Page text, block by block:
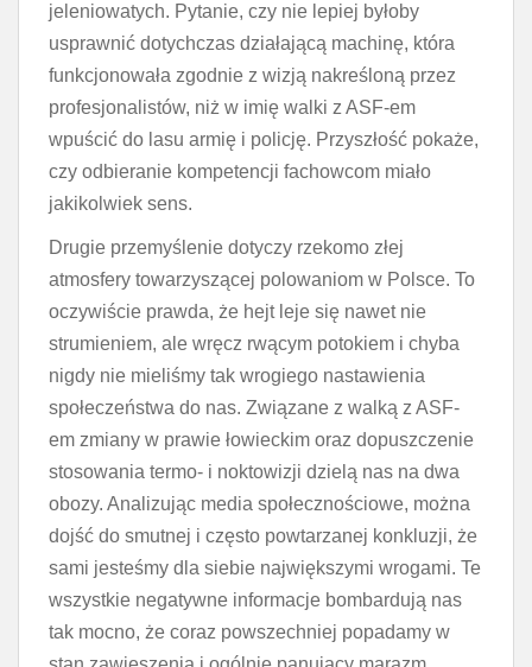
jeleniowatych. Pytanie, czy nie lepiej byłoby
usprawnić dotychczas działającą machinę, która
funkcjonowała zgodnie z wizją nakreśloną przez
profesjonalistów, niż w imię walki z ASF-em
wpuścić do lasu armię i policję. Przyszłość pokaże,
czy odbieranie kompetencji fachowcom miało
jakikolwiek sens.
Drugie przemyślenie dotyczy rzekomo złej
atmosfery towarzyszącej polowaniom w Polsce. To
oczywiście prawda, że hejt leje się nawet nie
strumieniem, ale wręcz rwącym potokiem i chyba
nigdy nie mieliśmy tak wrogiego nastawienia
społeczeństwa do nas. Związane z walką z ASF-
em zmiany w prawie łowieckim oraz dopuszczenie
stosowania termo- i noktowizji dzielą nas na dwa
obozy. Analizując media społecznościowe, można
dojść do smutnej i często powtarzanej konkluzji, że
sami jesteśmy dla siebie największymi wrogami. Te
wszystkie negatywne informacje bombardują nas
tak mocno, że coraz powszechniej popadamy w